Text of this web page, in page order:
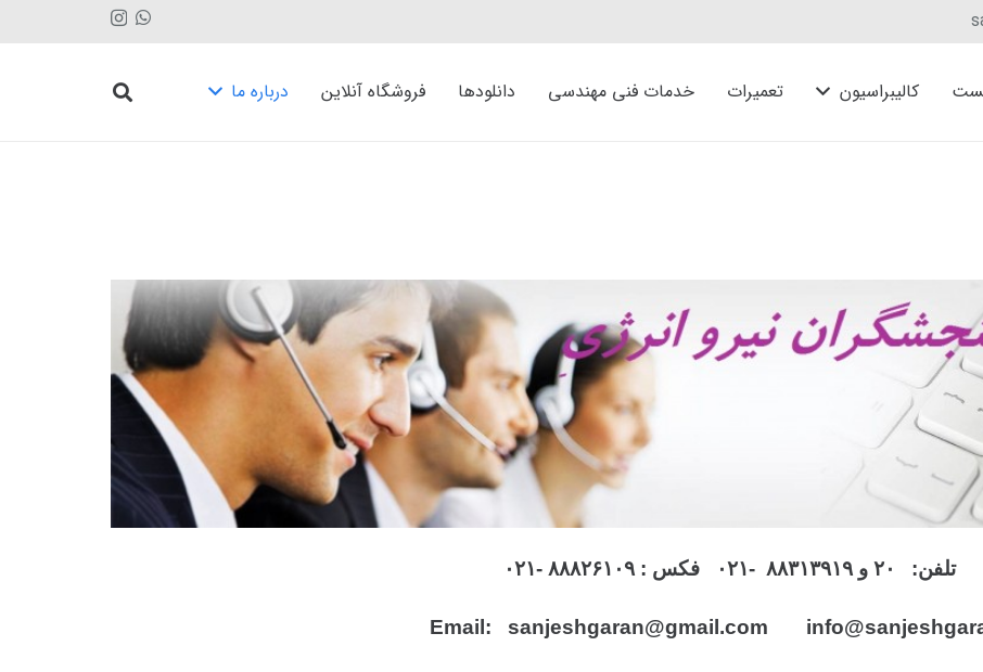
کالیبراسیون تعمیرات خدمات فنی مهندسی دانلودها فروشگاه آنلاین درباره ما
تلفن: ۲۰ و ۸۸۳۱۳۹۱۹ -۰۲۱ فکس : ۸۸۸۲۶۱۰۹ -۰۲۱
Email: sanjeshgaran@gmail.com